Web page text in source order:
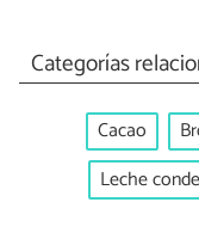
Categorías
Cacao
Leche